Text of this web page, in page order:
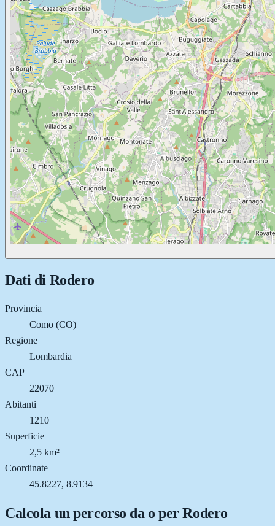
Dati di Rodero
Provincia
Como (CO)
Regione
Lombardia
CAP
22070
Abitanti
1210
Superficie
2,5 km²
Coordinate
45.8227, 8.9134
Calcola un percorso da o perRodero